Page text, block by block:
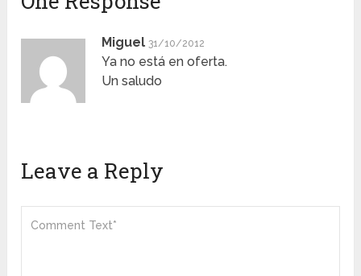
Miguel 31/10/2012
Ya no está en oferta.
Un saludo
Leave a Reply